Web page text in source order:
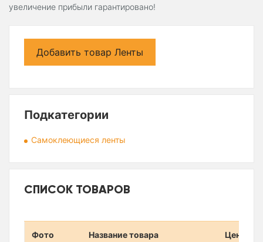
увеличение прибыли гарантировано!
Добавить товар Ленты
Подкатегории
Самоклеющиеся ленты
СПИСОК ТОВАРОВ
Фото Название товара Цена